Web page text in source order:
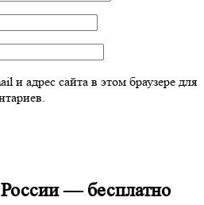
и адрес сайта в этом браузере для
России —бесплатно